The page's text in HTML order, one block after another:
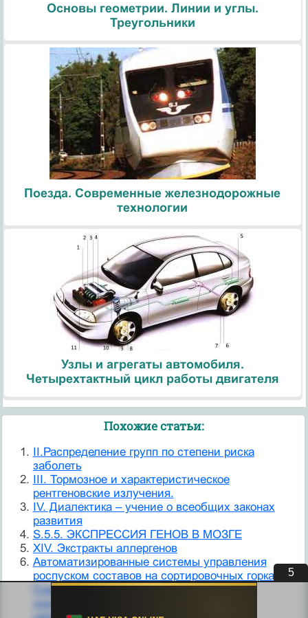
Основы геометрии. Линии и углы.
Треугольники
Поезда. Современные железнодорожные
технологии
Узлы и агрегаты автомобиля.
Четырехтактный цикл работы двигателя
Похожие статьи:
II.Распределение групп по степени риска
заболеть
III. Тормозное и характеристическое
рентгеновские излучения.
IV. Диалектика – учение о всеобщих законах
развития
S.5.5. ЭКСПРЕССИЯ ГЕНОВ В МОЗГЕ
XIV. Экстракты аллергенов
Автоматизированные системы управления
роспуском составов на сортировочных горках.
Современная сортировочная горка в
значительной степени определяет
4